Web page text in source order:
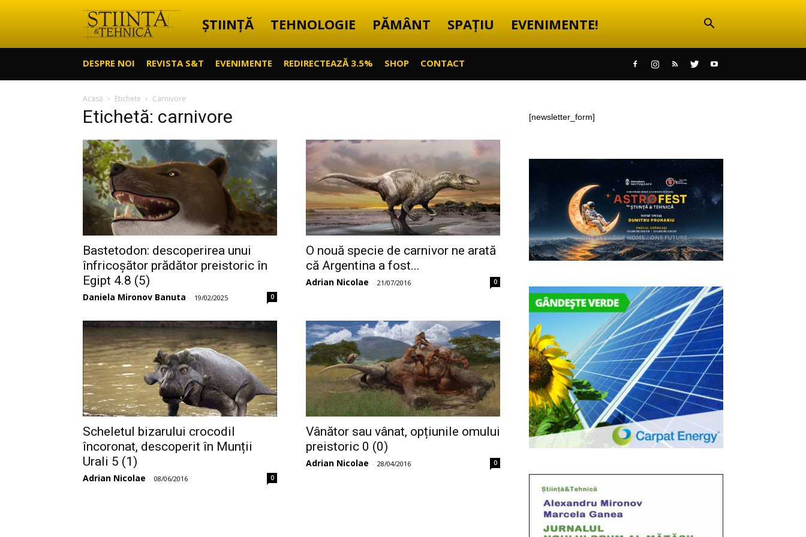
Știință
Tehnică
ȘTIINȚĂ TEHNOLOGIE PĂMÂNT SPAȚIU EVENIMENTE!
DESPRE NOI REVISTA S&T EVENIMENTE REDIRECTEAZĂ 3.5% SHOP CONTACT
Acasă Etichete Carnivore
Etichetă: carnivore
Bastetodon: descoperirea unui
înfricoșător prădător preistoric în
Egipt 4.8 (5)
Daniela Mironov Banuta - 19/02/2025 0
O nouă specie de carnivor ne arată
că Argentina a fost...
Adrian Nicolae - 21/07/2016 0
Scheletul bizarului crocodil
încoronat, descoperit în Munții
Urali 5 (1)
Adrian Nicolae - 08/06/2016 0
Vânător sau vânat, opțiunile omului
preistoric 0 (0)
Adrian Nicolae - 28/04/2016 0
[newsletter_form]